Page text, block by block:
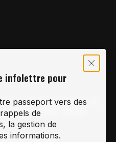
vélo de montagne et
de Montréal, depuis
infolettre pour
passeport vers des
de
la gestion de
informations.